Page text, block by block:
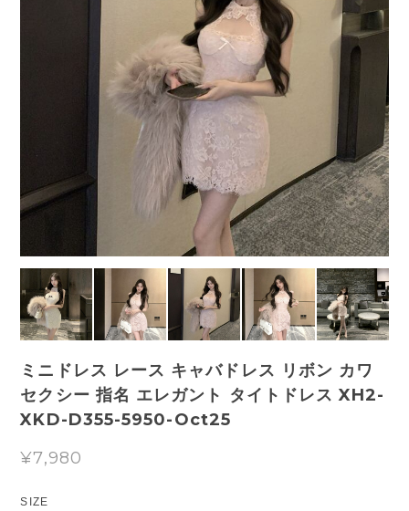
ミニドレス レース キャバドレス リボン カワ
セクシー 指名 エレガント タイトドレス XH2-
XKD-D355-5950-Oct25
¥7,980
SIZE